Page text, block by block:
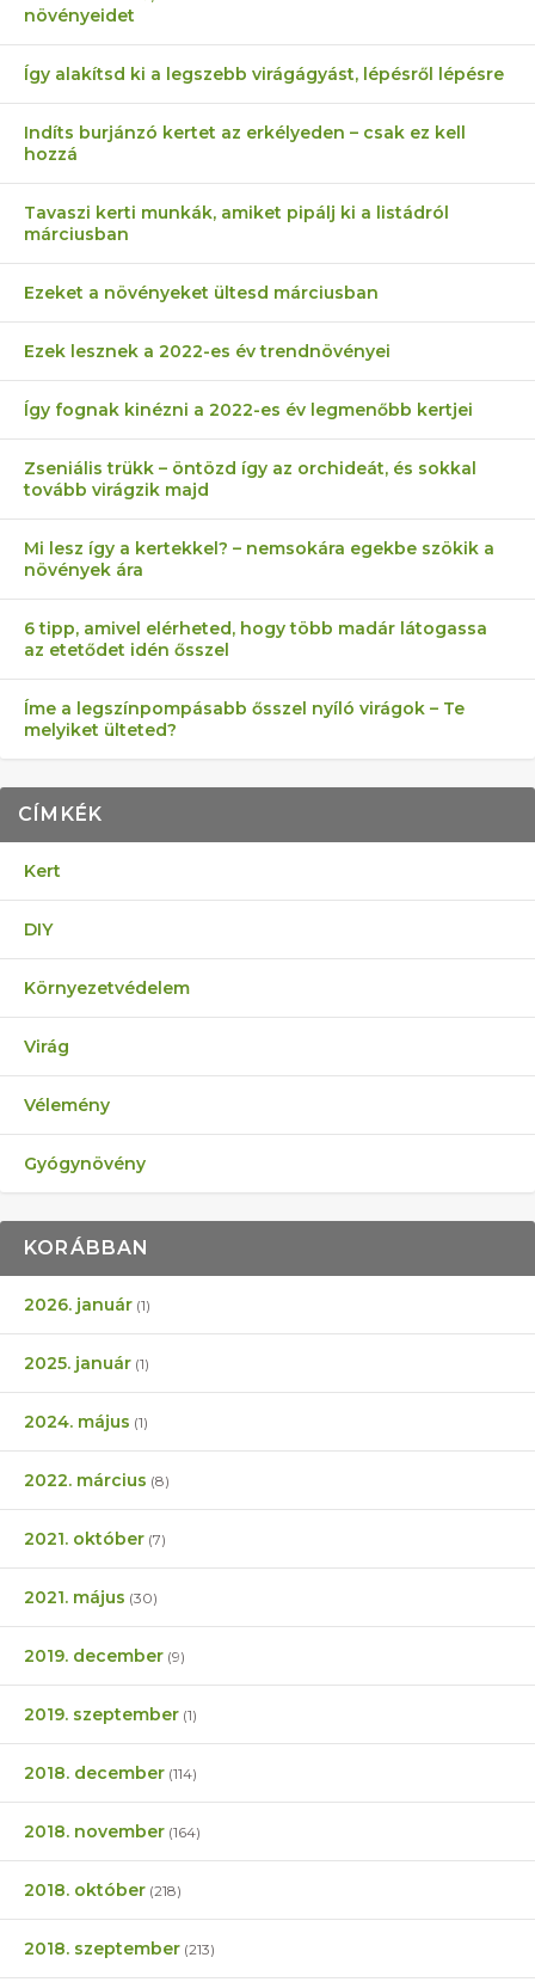
növényeidet
Így alakítsd ki a legszebb virágágyást, lépésről lépésre
Indíts burjánzó kertet az erkélyeden – csak ez kell
hozzá
Tavaszi kerti munkák, amiket pipálj ki a listádról
márciusban
Ezeket a növényeket ültesd márciusban
Ezek lesznek a 2022-es év trendnövényei
Így fognak kinézni a 2022-es év legmenőbb kertjei
Zseniális trükk – öntözd így az orchideát, és sokkal
tovább virágzik majd
Mi lesz így a kertekkel? – nemsokára egekbe szökik a
növények ára
6 tipp, amivel elérheted, hogy több madár látogassa
az etetődet idén ősszel
Íme a legszínpompásabb ősszel nyíló virágok – Te
melyiket ülteted?
CÍMKÉK
Kert
DIY
Környezetvédelem
Virág
Vélemény
Gyógynövény
KORÁBBAN
2026. január (1)
2025. január (1)
2024. május (1)
2022. március (8)
2021. október (7)
2021. május (30)
2019. december (9)
2019. szeptember (1)
2018. december (114)
2018. november (164)
2018. október (218)
2018. szeptember (213)